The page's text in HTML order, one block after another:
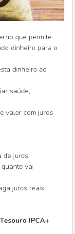
que permite
dinheiro para o
dinheiro ao
saúde,
valor com juros
de juros.
vai
juros reais.
IPCA+